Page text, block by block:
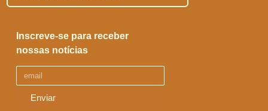
Enviar
Inscreve-se para receber
nossas notícias